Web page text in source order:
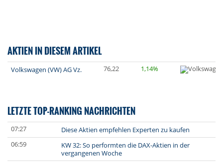
AKTIEN IN DIESEM ARTIKEL
Volkswagen (VW) AG Vz. 76,22 1,14%
LETZTE TOP-RANKING NACHRICHTEN
07:27
Diese Aktien empfehlen Experten zu kaufen
06:59
KW 32: So performten die DAX-Aktien in der
vergangenen Woche